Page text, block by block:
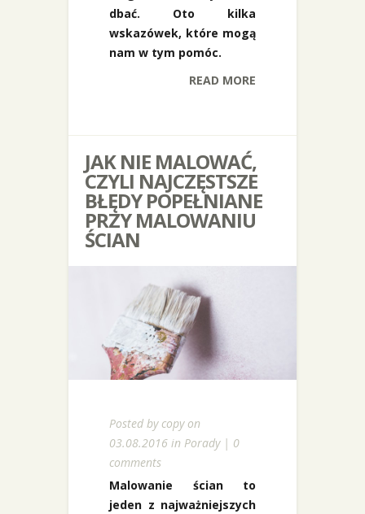
dbać. Oto kilka
wskazówek, które mogą
nam w tym pomóc.
READ MORE
JAK NIE MALOWAĆ,
CZYLI NAJCZĘSTSZE
BŁĘDY POPEŁNIANE
PRZY MALOWANIU
ŚCIAN
Posted by copyon
03.08.2016 in Porady| 0
comments
Malowanie ścian to
jeden z najważniejszych